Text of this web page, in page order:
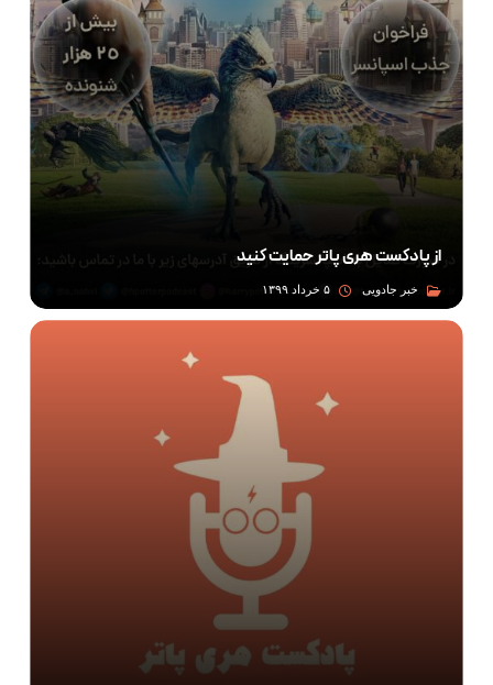
از پادکست هری پاتر حمایت کنید
۵ خرداد ۱۳۹۹ خبر جادویی